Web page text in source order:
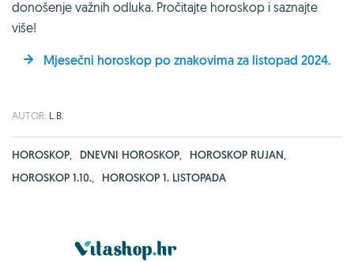
donošenje važnih odluka. Pročitajte horoskop i saznajte
više!
Mjesečni horoskop po znakovima za listopad 2024.
AUTOR: L.B.
HOROSKOP, DNEVNI HOROSKOP, HOROSKOP RUJAN,
HOROSKOP 1.10., HOROSKOP 1. LISTOPADA